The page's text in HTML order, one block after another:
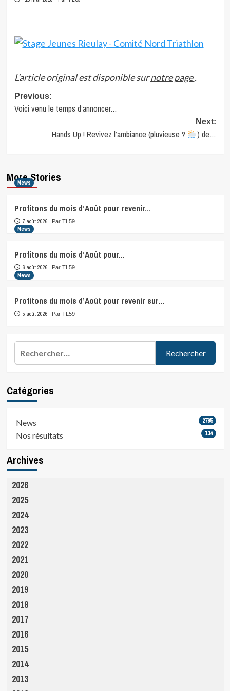
L’article original est disponible surnotre page.
Post
navigation
Previous:
Voici venu le temps d’annoncer…
Next:
Hands Up ! Revivez l’ambiance (pluvieuse ? ) de…
More Stories
News
Profitons du mois d’Août pour revenir…
7 août 2026 Par TL59
News
Profitons du mois d’Août pour…
6 août 2026 Par TL59
News
Profitons du mois d’Août pour revenir sur…
5 août 2026 Par TL59
Catégories
News 2795
Nos résultats 134
Archives
2026
2025
2024
2023
2022
2021
2020
2019
2018
2017
2016
2015
2014
2013